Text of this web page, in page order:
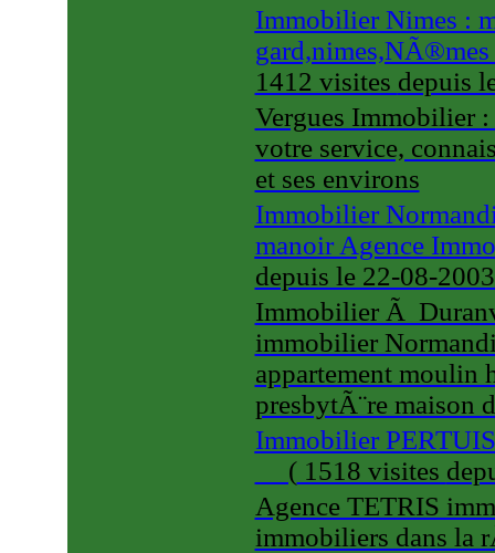
Immobilier Nimes :
1412 visites depuis
Vergues Immobilier
votre service,
et ses environs
Immobilier
manoir Agence
depuis le 22-08-
Immobilier Ã
immobilier
appartement moulin
presbytÃ¨re maison
Immobilier
(1518 visites
Agence TETRIS
immobiliers dans la